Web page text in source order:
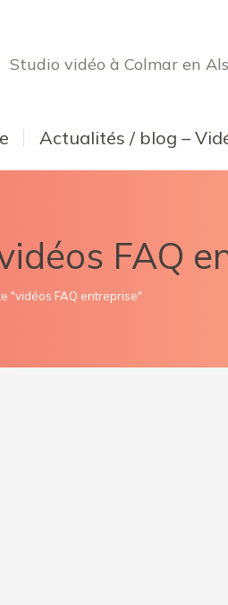
Studio vidéo à Colmar en
Actualités / blog –
FAQ
"vidéos FAQ entreprise"